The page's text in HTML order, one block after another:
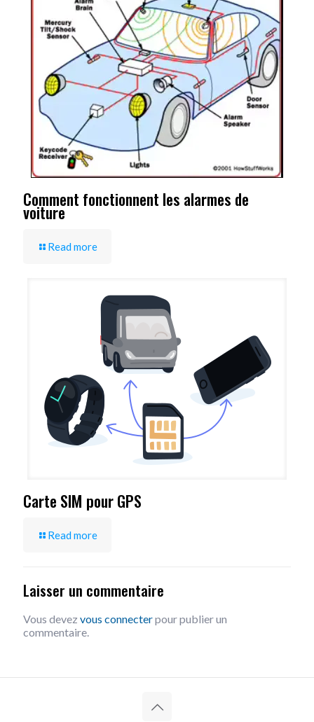
Comment fonctionnent les alarmes de
voiture
Read more
Carte SIM pour GPS
Read more
Laisser un commentaire
Vous devez vous connecterpour publier un
commentaire.